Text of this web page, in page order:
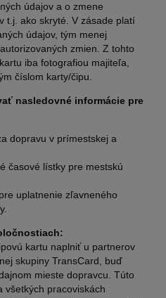
údajov a o zmene
t.j. ako skryté. V zásade platí
údajov, tým menej
zmien. Z tohto
iba fotografiou majiteľa,
číslom karty/čipu.
nasledovné informácie pre
dopravu v prímestskej a
časové lístky pre mestskú
uplatnenie zľavneného
kartu naplniť u partnerov
skupiny TransCard, buď
mieste dopravcu. Túto
všetkých pracoviskách